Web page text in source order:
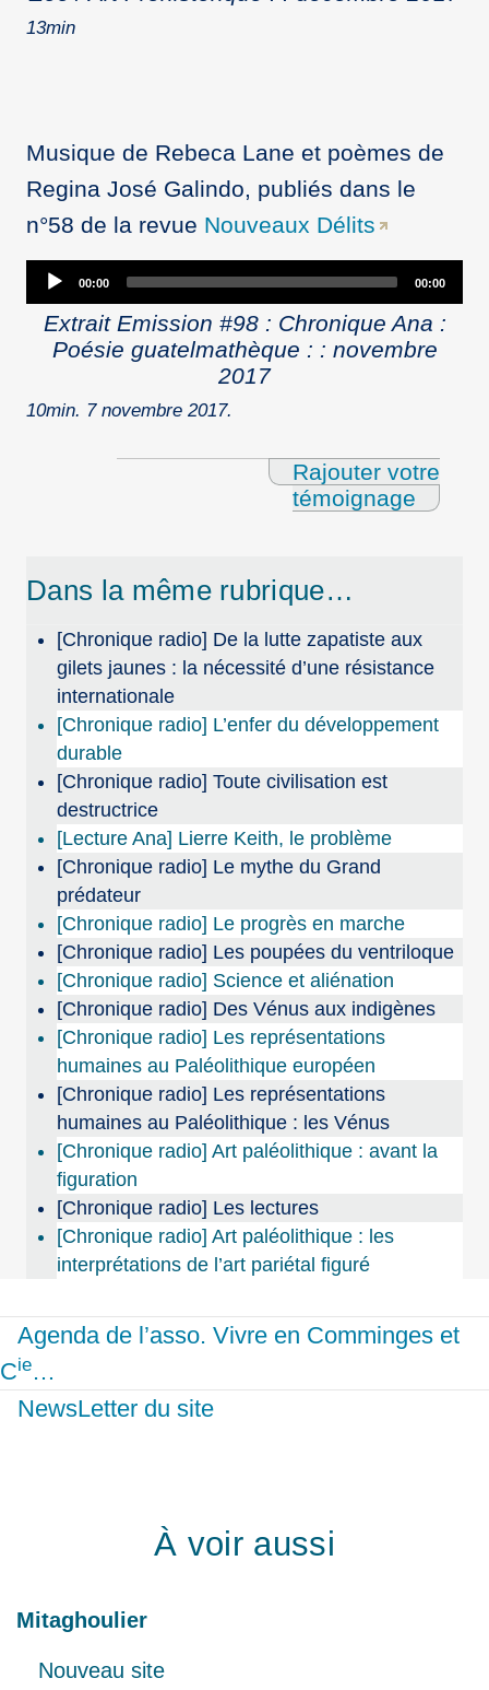
13min
Musique de Rebeca Lane et poèmes de
Regina José Galindo, publiés dans le
n°58 de la revue Nouveaux Délits
Audio
Player
00:00 00:00
Extrait Emission #98 : Chronique Ana :
Poésie guatelmathèque : : novembre
2017
10min. 7 novembre 2017.
Rajouter votre
témoignage
Dans la même rubrique…
[Chronique radio] De la lutte zapatiste aux
gilets jaunes : la nécessité d’une résistance
internationale
[Chronique radio] L’enfer du développement
durable
[Chronique radio] Toute civilisation est
destructrice
[Lecture Ana] Lierre Keith, le problème
[Chronique radio] Le mythe du Grand
prédateur
[Chronique radio] Le progrès en marche
[Chronique radio] Les poupées du ventriloque
[Chronique radio] Science et aliénation
[Chronique radio] Des Vénus aux indigènes
[Chronique radio] Les représentations
humaines au Paléolithique européen
[Chronique radio] Les représentations
humaines au Paléolithique : les Vénus
[Chronique radio] Art paléolithique : avant la
figuration
[Chronique radio] Les lectures
[Chronique radio] Art paléolithique : les
interprétations de l’art pariétal figuré
Agenda de l’asso. Vivre en Comminges et
Cie…
NewsLetter du site
À voir aussi
Mitaghoulier
Nouveau site